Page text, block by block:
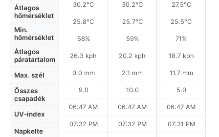
Átlagos
hőmérséklet
Min.
hőmérséklet
Átlagos
páratartalom
Max. szél
Összes
csapadék
UV-index
Napkelte
30.2°C
25.8°C
58%
26.3 kph
0.0 mm
9.0
06:47 AM
07:32 PM
30.2°C
25.7°C
59%
20.2 kph
2.1 mm
10.0
06:47 AM
07:32 PM
27.5°C
25.5°C
71%
18.7 kph
11.7 mm
5.0
06:47 AM
07:31 PM